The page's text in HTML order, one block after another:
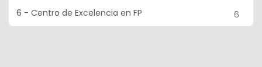
6 - Centro de Excelencia en FP
6